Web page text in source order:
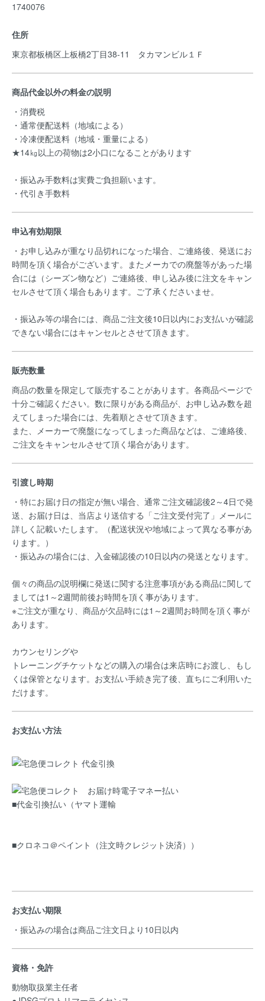
1740076
住所
東京都板橋区上板橋2丁目38-11 タカマンビル１Ｆ
商品代金以外の料金の説明
・消費税
・通常便配送料（地域による）
・冷凍便配送料（地域・重量による）
★14㎏以上の荷物は2小口になることがあります
・振込み手数料は実費ご負担願います。
・代引き手数料
申込有効期限
・お申し込みが重なり品切れになった場合、ご連絡後、発送にお
時間を頂く場合がございます。またメーカでの廃盤等があった場
合には（シーズン物など）ご連絡後、申し込み後に注文をキャン
セルさせて頂く場合もあります。ご了承くださいませ。
・振込み等の場合には、商品ご注文後10日以内にお支払いが確認
できない場合にはキャンセルとさせて頂きます。
販売数量
商品の数量を限定して販売することがあります。各商品ページで
十分ご確認ください。数に限りがある商品が、お申し込み数を超
えてしまった場合には、先着順とさせて頂きます。
また、メーカーで廃盤になってしまった商品などは、ご連絡後、
ご注文をキャンセルさせて頂く場合があります。
引渡し時期
・特にお届け日の指定が無い場合、通常ご注文確認後2～4日で発
送、お届け日は、当店より送信する「ご注文受付完了」メールに
詳しく記載いたします。（配送状況や地域によって異なる事があ
ります。）
・振込みの場合には、入金確認後の10日以内の発送となります。
個々の商品の説明欄に発送に関する注意事項がある商品に関して
ましては1～2週間前後お時間を頂く事があります。
※ご注文が重なり、商品が欠品時には1～2週間お時間を頂く事が
あります。
カウンセリングや
トレーニングチケットなどの購入の場合は来店時にお渡し、もし
くは保管となります。お支払い手続き完了後、直ちにご利用いた
だけます。
お支払い方法
■代金引換払い（ヤマト運輸
■クロネコ＠ペイント（注文時クレジット決済））
お支払い期限
・振込みの場合は商品ご注文日より10日以内
資格・免許
動物取扱業主任者